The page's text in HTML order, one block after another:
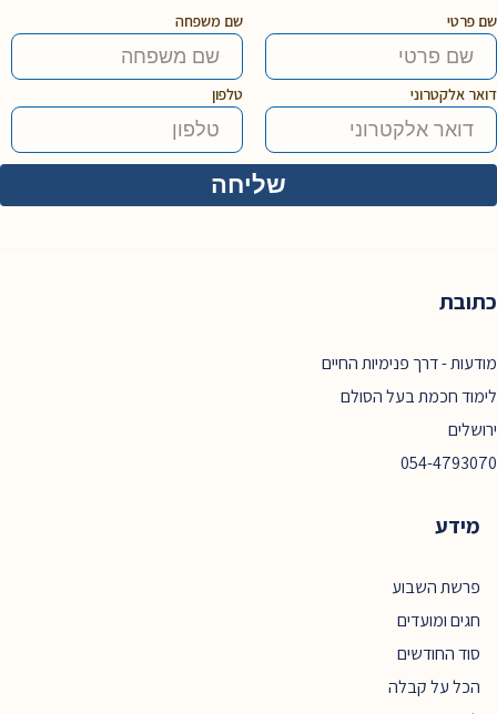
שם פרטי שם משפחה
דואר אלקטרוני טלפון
כתובת
מודעות - דרך פנימיות החיים
לימוד חכמת בעל הסולם
ירושלים
054-4793070
מידע
פרשת השבוע
חגים ומועדים
סוד החודשים
הכל על קבלה